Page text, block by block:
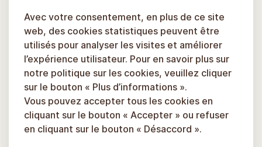
Avec votre consentement, en plus de ce site
web, des cookies statistiques peuvent être
utilisés pour analyser les visites et améliorer
l’expérience utilisateur. Pour en savoir plus sur
notre politique sur les cookies, veuillez cliquer
sur le bouton « Plus d’informations ».
Vous pouvez accepter tous les cookies en
cliquant sur le bouton « Accepter » ou refuser
en cliquant sur le bouton « Désaccord ».